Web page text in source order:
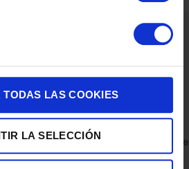
TODAS LAS COOKIES
LA SELECCIÓN
de accesorios para el hogar con
11 BAJO 30850, TOTANA.
Descubre